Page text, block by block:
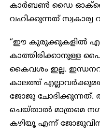
കാർബൺ ഡൈ
വഹിക്കുന്നത്
“ഈ കുരുക്കുകളിൽ
കാത്തിരിക്കാനുള്ള
കൈവശം ഇല്ല.
കാലത്ത്
ജോജു
ചെയ്താൽ മാത്രമെ
കഴിയൂ എന്ന്